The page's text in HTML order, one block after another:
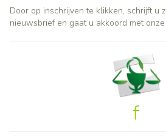
Door op inschrijven te klikken, schrijft u
nieuwsbrief en gaat u akkoord met onze